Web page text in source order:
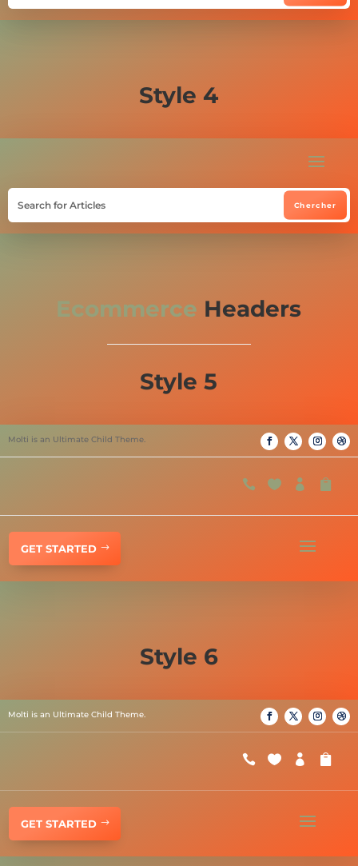
Style 4
Ecommerce Headers
Style 5
Molti is an Ultimate Child Theme.
   
GET STARTED
Style 6
Molti is an Ultimate Child Theme.
   
GET STARTED